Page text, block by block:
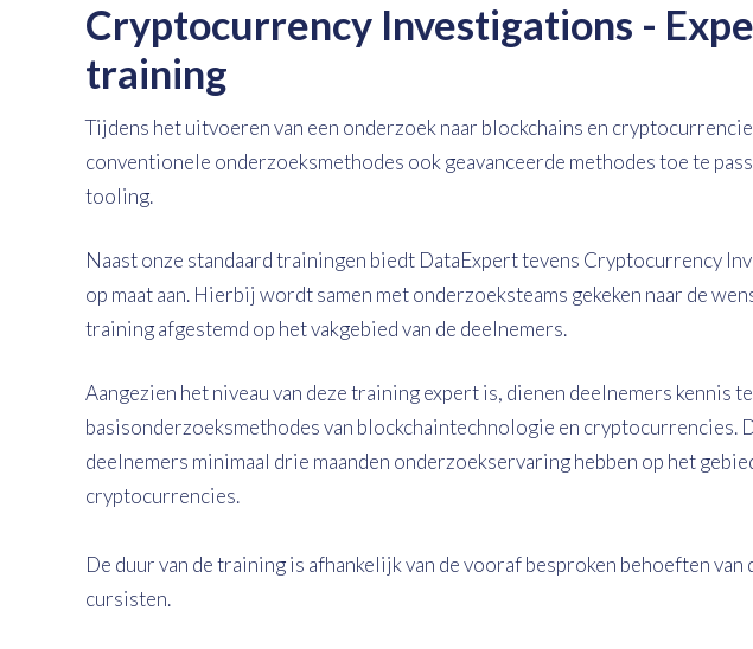
Cryptocurrency Investigations -
training
Tijdens het uitvoeren van een onderzoek naar blockchains en
conventionele onderzoeksmethodes ook geavanceerde methodes toe te
tooling.
Naast onze standaard trainingen biedt DataExpert tevens Cryptocurrency
op maat aan. Hierbij wordt samen met onderzoeksteams gekeken naar de
training afgestemd op het vakgebied van de deelnemers.
Aangezien het niveau van deze training expert is, dienen deelnemers kennis
basisonderzoeksmethodes van blockchaintechnologie en cryptocurrencies.
deelnemers minimaal drie maanden onderzoekservaring hebben op het
cryptocurrencies.
De duur van de training is afhankelijk van de vooraf besproken behoeften van
cursisten.